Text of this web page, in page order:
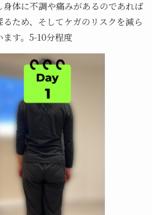
身体に不調や痛みがあるのであれば
るため、そしてケガのリスクを減ら
ます。5-10分程度